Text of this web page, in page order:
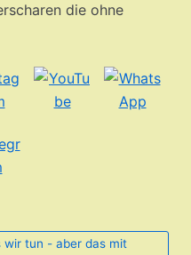
die ohne
wir tun - aber das mit